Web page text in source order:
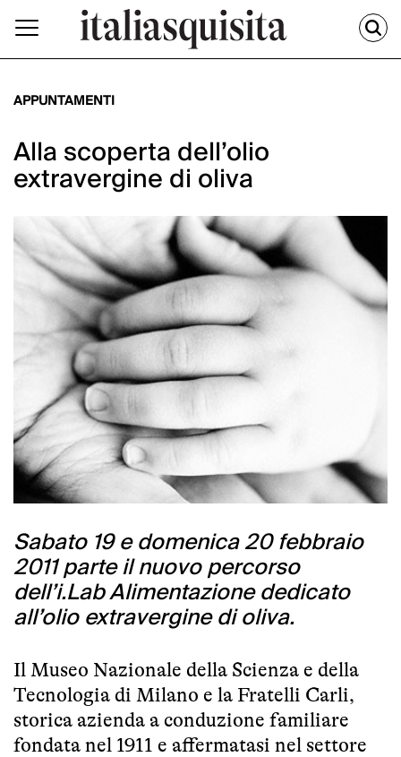
APPUNTAMENTI
Alla scoperta dell’olio
extravergine di oliva
Sabato 19 e domenica 20 febbraio
2011 parte il nuovo percorso
dell’i.Lab Alimentazione dedicato
all’olio extravergine di oliva.
Il Museo Nazionale della Scienza e della
Tecnologia di Milano e la Fratelli Carli,
storica azienda a conduzione familiare
fondata nel 1911 e affermatasi nel settore